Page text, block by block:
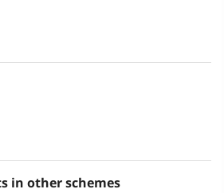
in other schemes